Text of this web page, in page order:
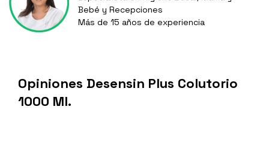
Bebé y Recepciones
Más de 15 años de experiencia
Opiniones Desensin Plus Colutorio
1000 Ml.